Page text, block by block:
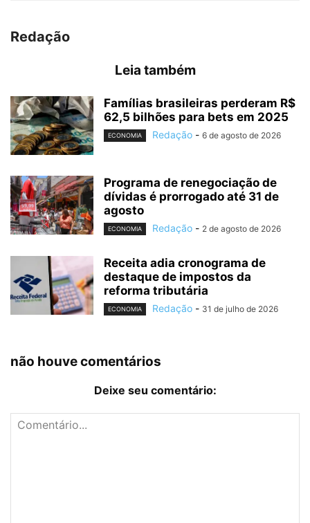
Redação
Leia também
Famílias brasileiras perderam R$
62,5 bilhões para bets em 2025
ECONOMIA Redação - 6 de agosto de 2026
Programa de renegociação de
dívidas é prorrogado até 31 de
agosto
ECONOMIA Redação - 2 de agosto de 2026
Receita adia cronograma de
destaque de impostos da
reforma tributária
ECONOMIA Redação - 31 de julho de 2026
não houve comentários
Deixe seu comentário: